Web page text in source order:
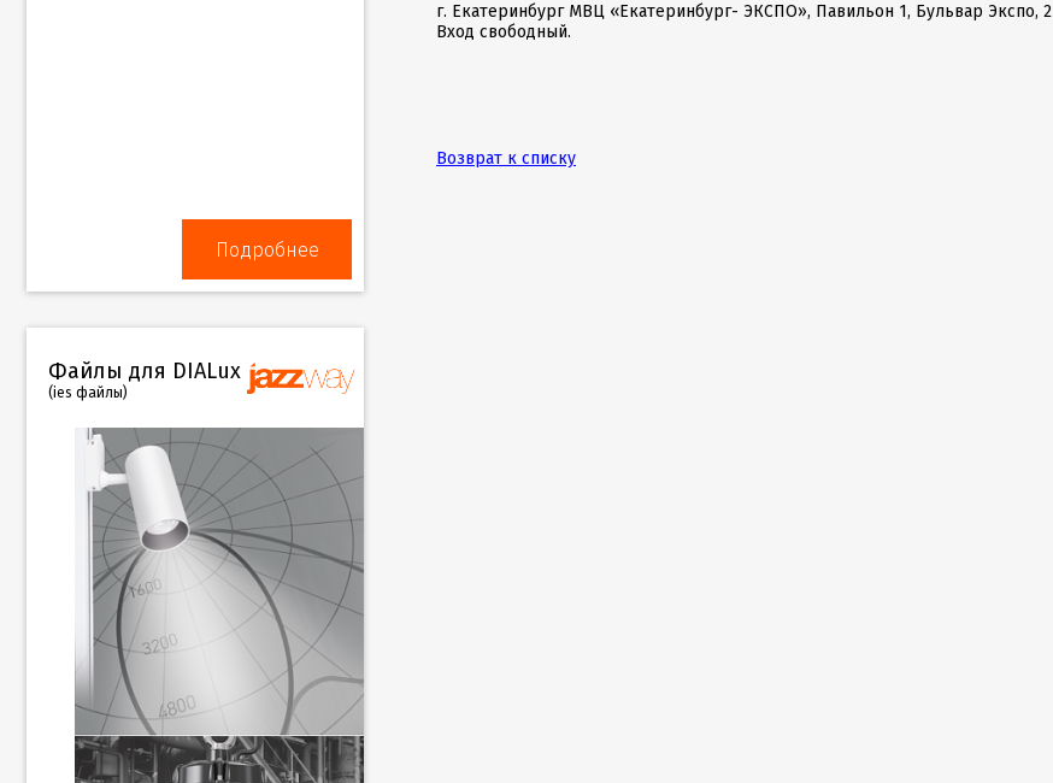
Подробнее
Файлы для DIALux
(ies файлы)
г. Екатеринбург МВЦ «Екатеринбург- ЭКСПО», Павильон 1, Бульвар Экспо, 2
Вход свободный.
Возврат к списку